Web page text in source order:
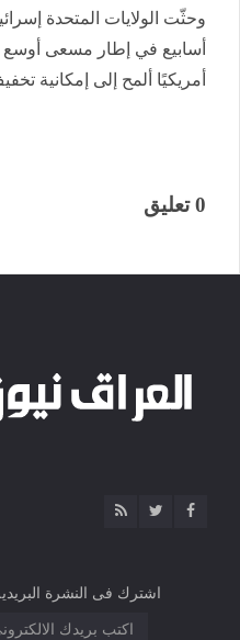
وحثّت الولايات المتحدة
أسابيع في إطار مسعى
أمريكيًا ألمح إلى إمكانية
0 تعليق
اشترك فى النشرة